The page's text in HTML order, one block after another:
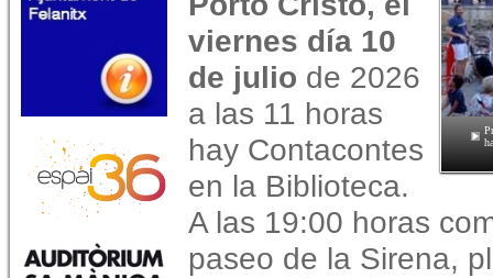
viernes día 10
de julio de 2026
a las 11 horas
hay Contacontes
en la Biblioteca.
A las 19:00 horas
paseo de la Sirena,